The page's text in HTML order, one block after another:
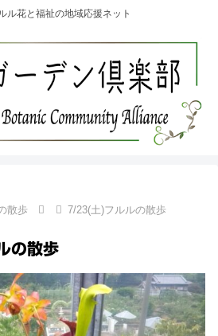
ル花と福祉の地域応援ネット
散歩 7/23(土)フルルの散歩
の散歩